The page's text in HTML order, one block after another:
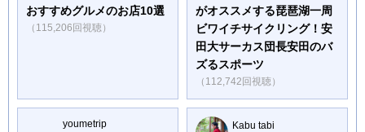
おすすめグルメのお店10選
（115,206回視聴）
がオススメする琵琶湖一周
ビワイチサイクリング！安
田大サーカス団長安田のバ
ズるスポーツ
（112,742回視聴）
youmetrip
Kabu tabi